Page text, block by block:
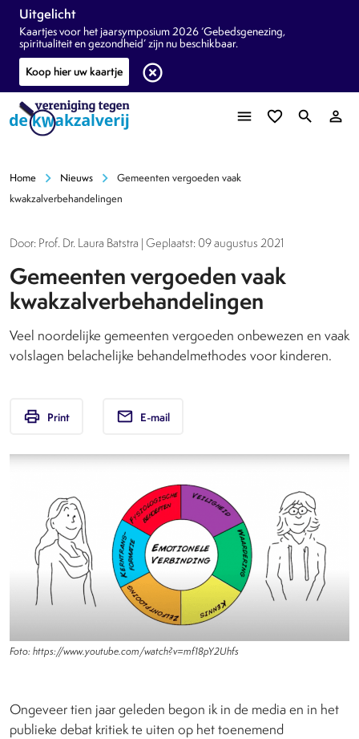
Uitgelicht
Kaartjes voor het jaarsymposium 2026 ‘Gebedsgenezing,
spiritualiteit en gezondheid’ zijn nu beschikbaar.
Koop hier uw kaartje
highlight_off
menu favorite_border search person_outline
Home chevron_right Nieuws chevron_right
Gemeenten vergoeden vaak
kwakzalverbehandelingen
Door: Prof. Dr. Laura Batstra | Geplaatst: 09 augustus 2021
Gemeenten vergoeden vaak
kwakzalverbehandelingen
Veel noordelijke gemeenten vergoeden onbewezen en vaak
volslagen belachelijke behandelmethodes voor kinderen.
print Print email E-mail
Foto: https://www.youtube.com/watch?v=mf18pY2Uhfs
Ongeveer tien jaar geleden begon ik in de media en in het
publieke debat kritiek te uiten op het toenemend